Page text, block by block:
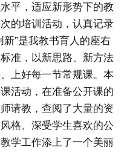
平，适应新形势下的教
的培训活动，认真记录
”是我教书育人的座右
准，以新思路、新方法
上好每一节常规课。本
活动，在准备公开课的
请教，查阅了大量的资
格、深受学生喜欢的公
学工作添上了一个美丽